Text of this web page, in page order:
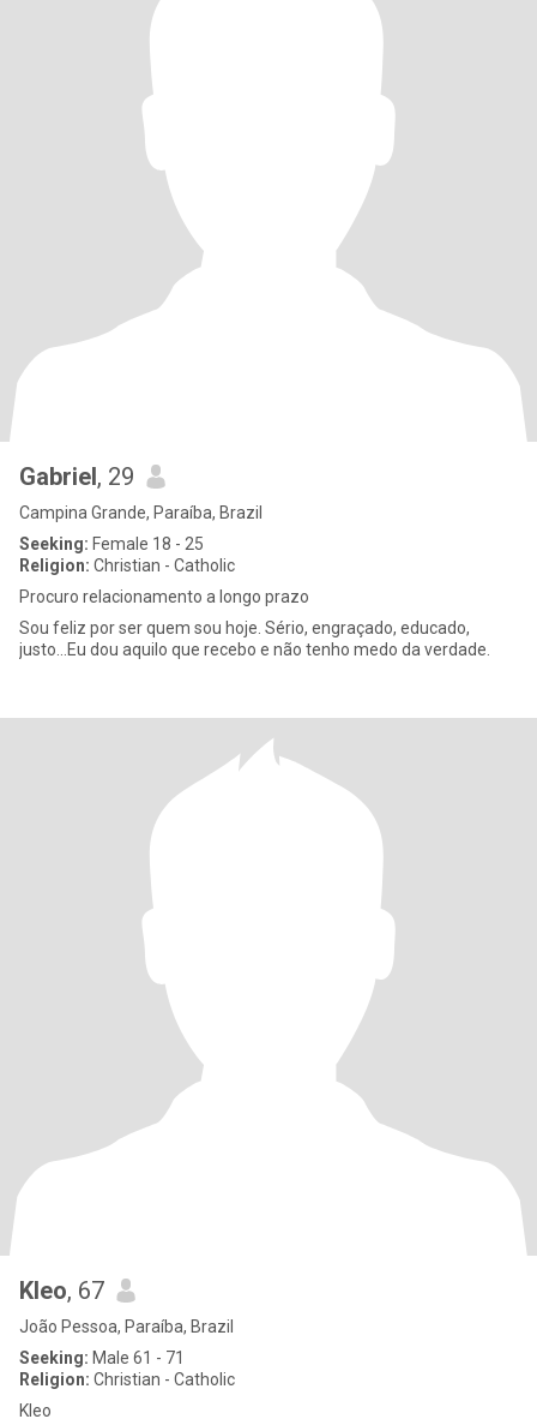
Gabriel, 29
Campina Grande, Paraíba, Brazil
Seeking: Female 18 - 25
Religion: Christian - Catholic
Procuro relacionamento a longo prazo
Sou feliz por ser quem sou hoje. Sério, engraçado, educado,
justo...Eu dou aquilo que recebo e não tenho medo da verdade.
Kleo, 67
João Pessoa, Paraíba, Brazil
Seeking: Male 61 - 71
Religion: Christian - Catholic
Kleo